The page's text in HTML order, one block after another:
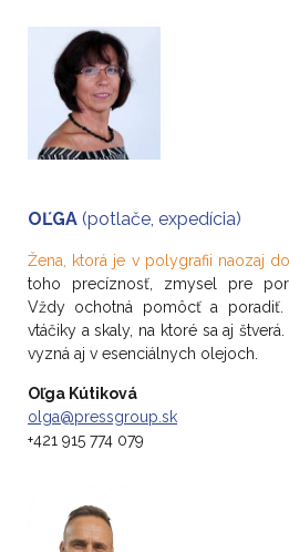
OĽGA (potlače, expedícia)
Žena, ktorá je v polygrafii naozaj
toho precíznosť, zmysel pre
Vždy ochotná pomôcť a poradiť.
vtáčiky a skaly, na ktoré sa aj
vyzná aj v esenciálnych olejoch.
Oľga Kútiková
olga@pressgroup.sk
+421 915 774 079